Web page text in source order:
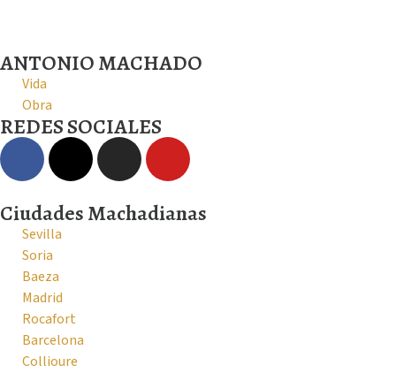
ANTONIO MACHADO
Vida
Obra
REDES SOCIALES
Ciudades Machadianas
Sevilla
Soria
Baeza
Madrid
Rocafort
Barcelona
Collioure